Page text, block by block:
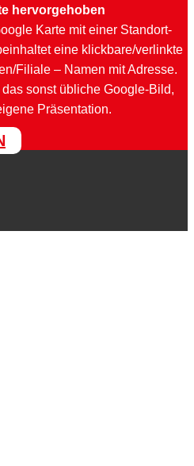
hervorgehoben
Karte mit einer Standort-
eine klickbare/verlinkte
Filiale – Namen mit Adresse.
sonst übliche Google-Bild,
Präsentation.